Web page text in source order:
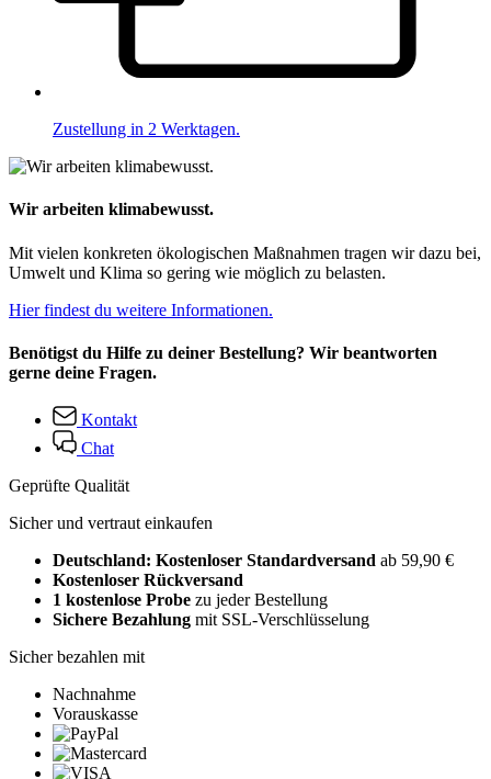
Zustellung in 2 Werktagen.
Wir arbeiten klimabewusst.
Mit vielen konkreten ökologischen Maßnahmen tragen wir dazu bei,
Umwelt und Klima so gering wie möglich zu belasten.
Hier findest du weitere Informationen.
Benötigst du Hilfe zu deiner Bestellung? Wir beantworten
gerne deine Fragen.
Kontakt
Chat
Geprüfte Qualität
Sicher und vertraut einkaufen
Deutschland: Kostenloser Standardversand ab 59,90 €
Kostenloser Rückversand
1 kostenlose Probe zu jeder Bestellung
Sichere Bezahlung mit SSL-Verschlüsselung
Sicher bezahlen mit
Nachnahme
Vorauskasse